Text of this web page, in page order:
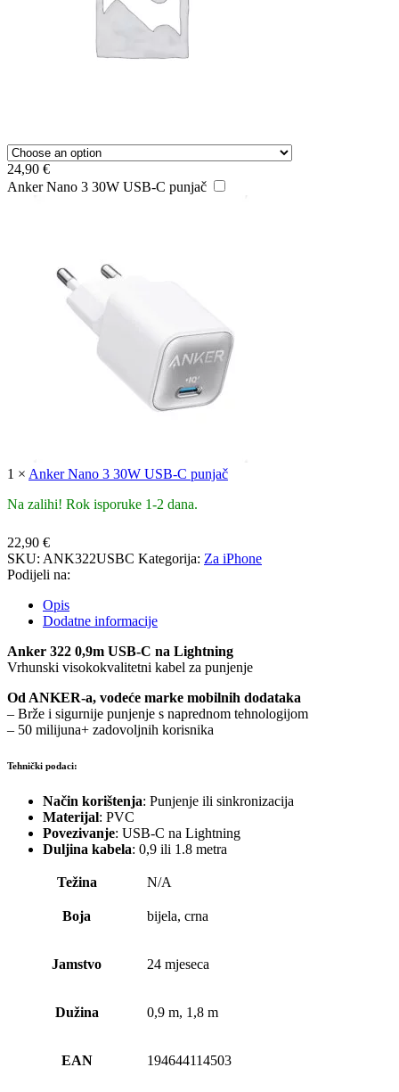
24,90 €
Anker Nano 3 30W USB-C punjač
1 × Anker Nano 3 30W USB-C punjač
Na zalihi! Rok isporuke 1-2 dana.
22,90 €
SKU: ANK322USBC Kategorija: Za iPhone
Podijeli na:
Opis
Dodatne informacije
Anker 322 0,9m USB-C na Lightning
Vrhunski visokokvalitetni kabel za punjenje
Od ANKER-a, vodeće marke mobilnih dodataka
– Brže i sigurnije punjenje s naprednom tehnologijom
– 50 milijuna+ zadovoljnih korisnika
Tehnički podaci:
Način korištenja: Punjenje ili sinkronizacija
Materijal: PVC
Povezivanje: USB-C na Lightning
Duljina kabela: 0,9 ili 1.8 metra
Težina N/A
Boja bijela, crna
Jamstvo 24 mjeseca
Dužina 0,9 m, 1,8 m
EAN 194644114503